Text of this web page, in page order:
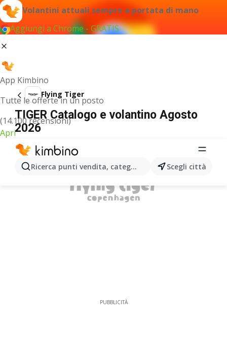
Volantini attuali sempre a portata di mano
Aggiungi a Chrome - GRATIS
App Kimbino
Tutte le offerte in un posto
(14.100 recensioni)
Apri
Ricerca punti vendita, categorie, prodotti...Scegli città
Flying Tiger
TIGER Catalogo e volantino Agosto
2026
PUBBLICITÀ